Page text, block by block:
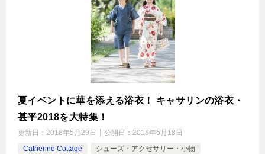
夏イベントに華を添える浴衣！ キャサリンの浴衣・
甚平2018を大特集！
更新日： 2018年5月29日 公開日： 2018年5月18日
Catherine Cottage
シューズ・アクセサリー・小物